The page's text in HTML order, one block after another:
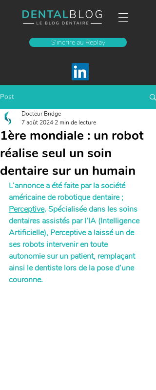
S'incrire au Replay
Post
1ère mondiale : un robot
réalise seul un soin
dentaire sur un humain
Docteur Bridge
7 août 2024 2 min de lecture
L’annonce a été faite par la société
américaine de robotique dentaire ;
Perceptive. Spécialisée dans les soins
dentaires assistés par l’IA (Intelligence
Artificielle), Perceptive a laissé un de
ses robots intervenir en toute
autonomie sur un patient, remplaçant
ainsi le dentiste lors de la pose d’une
couronne.